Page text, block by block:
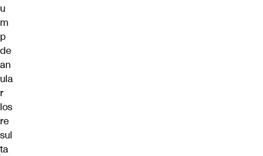
u
m
p
de
an
ula
r
los
re
sul
ta